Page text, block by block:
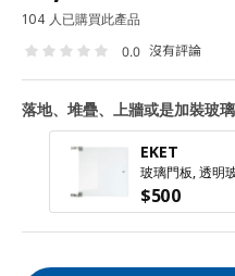
104 人已購買此產品
0.0 沒有評論
落地、堆疊、上牆或是加裝玻
EKET
玻璃門板, 透明
$500